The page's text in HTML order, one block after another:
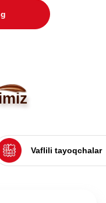
Vaflili tayoqchalar